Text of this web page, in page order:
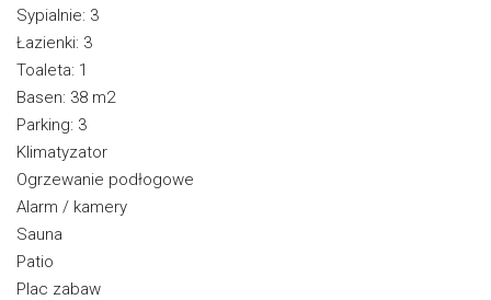
Sypialnie: 3
Łazienki: 3
Toaleta: 1
Basen: 38 m2
Parking: 3
Klimatyzator
Ogrzewanie podłogowe
Alarm / kamery
Sauna
Patio
Plac zabaw